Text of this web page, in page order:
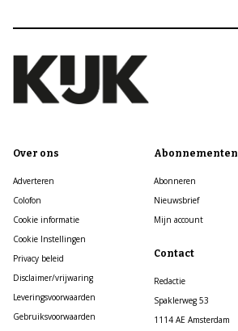
Over ons
Adverteren
Colofon
Cookie informatie
Cookie Instellingen
Privacy beleid
Disclaimer/vrijwaring
Leveringsvoorwaarden
Gebruiksvoorwaarden
Abonnementen
Abonneren
Nieuwsbrief
Mijn account
Contact
Redactie
Spaklerweg 53
1114 AE Amsterdam